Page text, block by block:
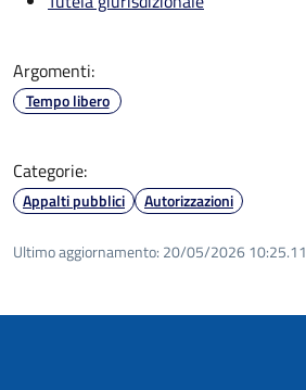
Argomenti:
Tempo libero
Categorie:
Appalti pubblici Autorizzazioni
Ultimo aggiornamento: 20/05/2026 10:25.11